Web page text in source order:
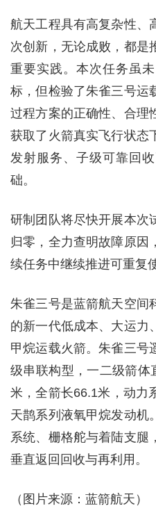
航天工程具有高复杂性、
次创新，无论成败，都是
重要实践。本次任务虽
标，但检验了朱雀三号运
过程方案的正确性、合理
获取了火箭真实飞行状态
发射服务、子级可靠回
础。
研制团队将尽快开展本次
归零，全力查明故障原因
续任务中继续推进可重复
朱雀三号是蓝箭航天空间
的新一代低成本、大运力
甲烷运载火箭。朱雀三号
级串联构型，一二级箭体
米，全箭长66.1米，动力
天鹊系列液氧甲烷发动机
系统、栅格舵与着陆支腿
垂直返回回收与再利用。
（图片来源：蓝箭航天）